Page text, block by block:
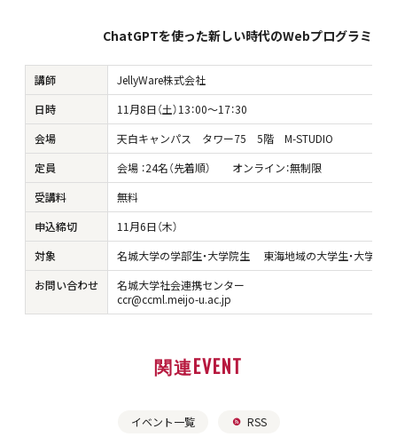
ChatGPTを使った新しい時代のWebプログラミン
講師
JellyWare株式会社
日時
11月8日（土）13：00～17：30
会場
天白キャンパス タワー75 5階 M-STUDIO
定員
会場 ：24名（先着順） オンライン：無制限
受講料
無料
申込締切
11月6日（木）
対象
名城大学の学部生・大学院生 東海地域の大学生・大学院生
お問い合わせ
名城大学社会連携センター
ccr@ccml.meijo-u.ac.jp
関連EVENT
イベント一覧 RSS